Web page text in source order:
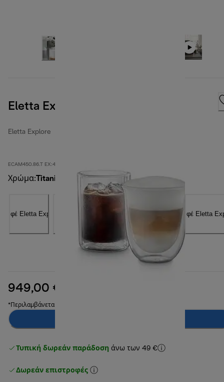
Eletta Explore, χρώμα τιτανίου
Eletta Explore
ECAM450.86.T EX:4
Χρώμα: Titanium
949,00 €
*Περιλαμβάνεται ΦΠΑ
Τυπική δωρεάν παράδοση άνω των 49 €
Δωρεάν επιστροφές